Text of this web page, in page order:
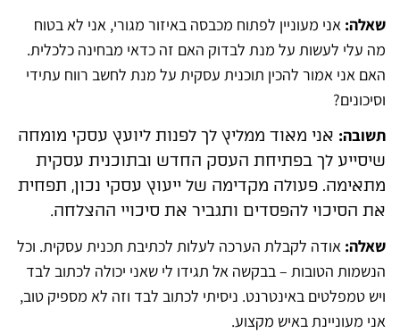
שאלה: אני מעוניין לפתוח מכבסה באיזור מגורי, אני לא בטוח
מה עלי לעשות על מנת לבדוק האם זה כדאי מבחינה כלכלית.
האם אני אמור להכין תוכנית עסקית על מנת לחשב רווח עתידי
וסיכונים?
תשובה: אני מאוד ממליץ לך לפנות ליועץ עסקי מומחה
שיסייע לך בפתיחת העסק החדש ובתוכנית עסקית
מתאימה. פעולה מקדימה של ייעוץ עסקי נכון, תפחית
את הסיכוי להפסדים ותגביר את סיכויי ההצלחה.
שאלה: אודה לקבלת הערכה לעלות לכתיבת תכנית עסקית. וכל
הנשמות הטובות – בבקשה אל תגידו לי שאני יכולה לכתוב לבד
ויש טמפלטים באינטרנט. ניסיתי לכתוב לבד וזה לא מספיק טוב,
אני מעוניינת באיש מקצוע.